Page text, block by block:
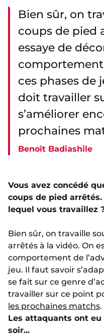
Bien sûr, on
coups de pied
essaye de
comportement
ces phases de
doit travailler
s’améliorer
prochaines
Benoît Badiashile
Vous avez concédé
coups de pied
lequel vous travaillez
Bien sûr, on travaille
arrêtés à la vidéo. On
comportement de
jeu. Il faut savoir
se fait sur ce genre
travailler sur ce point
les prochaines matchs.
Les attaquants ont eu
soir...